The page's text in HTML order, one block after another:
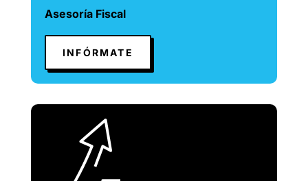
Asesoría Fiscal
INFÓRMATE